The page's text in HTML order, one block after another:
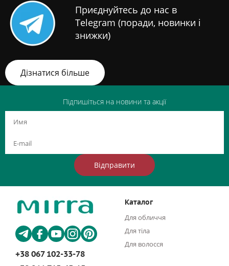
Приєднуйтесь до нас в
Telegram (поради, новинки і
знижки)
Дізнатися більше
Підпишіться на новини та акції
Відправити
+38 067 102-33-78
Каталог
Для обличчя
Для тіла
Для волосся